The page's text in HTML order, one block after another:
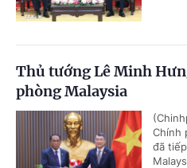
Thủ tướng Lê Minh
phòng Malaysia
Chính
đã